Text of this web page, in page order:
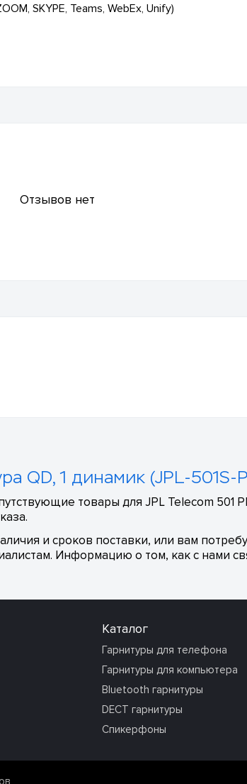
SKYPE, Teams, WebEx, Unify)
Отзывов нет
QD, 1 динамик (JPL-501S-
товары для JPL Telecom 501
и сроков поставки, или вам
Информацию о том, как с нами
Каталог
Гарнитуры для телефона
Гарнитуры для компьютера
Bluetooth гарнитуры
DECT гарнитуры
Спикерфоны